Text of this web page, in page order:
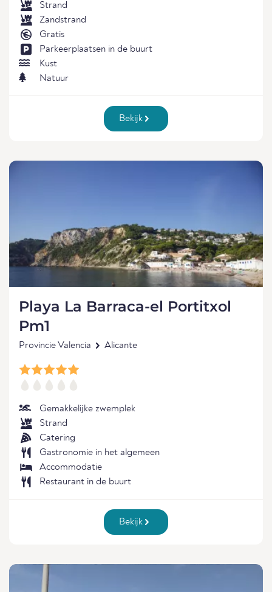
Strand
Zandstrand
Gratis
Parkeerplaatsen in de buurt
Kust
Natuur
Bekijk
Playa La Barraca-el Portitxol
Pm1
Provincie Valencia Alicante
Gemakkelijke zwemplek
Strand
Catering
Gastronomie in het algemeen
Accommodatie
Restaurant in de buurt
Bekijk